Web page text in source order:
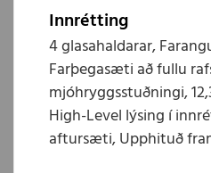
Innrétting
4 glasahaldarar,
Farþegasæti að fullu
mjóhryggsstuðningi,
High-Level lýsing í
aftursæti, Upphituð